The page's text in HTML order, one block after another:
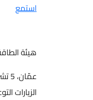
استمع
هيئة
الزيارات